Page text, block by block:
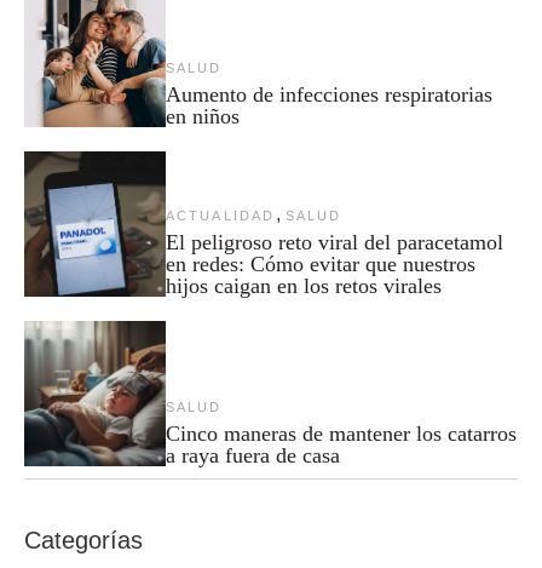
SALUD
Aumento de infecciones respiratorias
en niños
ACTUALIDAD , SALUD
El peligroso reto viral del paracetamol
en redes: Cómo evitar que nuestros
hijos caigan en los retos virales
SALUD
Cinco maneras de mantener los catarros
a raya fuera de casa
Categorías